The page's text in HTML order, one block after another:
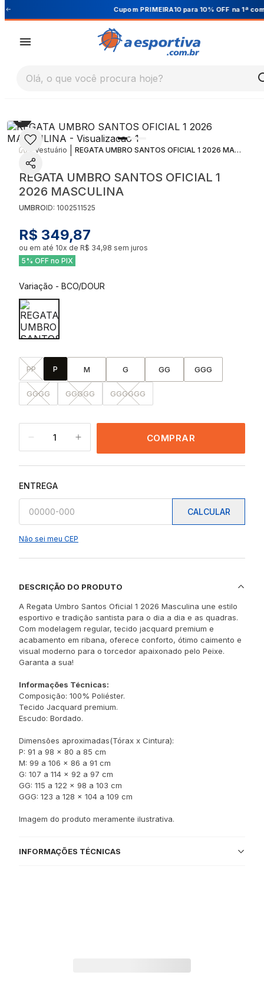
Cupom PRIMEIRA10 para 10% OFF na 1ª compra
Olá, o que você procura hoje?
Vestuário REGATA UMBRO SANTOS OFICIAL 1 2026 MASCULINA
REGATA UMBRO SANTOS OFICIAL 1
2026 MASCULINA
UMBROID: 1002511525
R$ 349,87
ou em até 10x de R$ 34,98 sem juros
5% OFF no PIX
Variação - BCO/DOUR
PP P M G GG GGG
GGGG GGGGG GGGGGG
1 COMPRAR
ENTREGA
CALCULAR
Não sei meu CEP
DESCRIÇÃO DO PRODUTO
A Regata Umbro Santos Oficial 1 2026 Masculina une estilo
esportivo e tradição santista para o dia a dia e as quadras.
Com modelagem regular, tecido jacquard premium e
acabamento em ribana, oferece conforto, ótimo caimento e
visual moderno para o torcedor apaixonado pelo Peixe.
Garanta a sua!
Informações Técnicas:
Composição: 100% Poliéster.
Tecido Jacquard premium.
Escudo: Bordado.
Dimensões aproximadas(Tórax x Cintura):
P: 91 a 98 x 80 a 85 cm
M: 99 a 106 x 86 a 91 cm
G: 107 a 114 x 92 a 97 cm
GG: 115 a 122 x 98 a 103 cm
GGG: 123 a 128 x 104 a 109 cm
Imagem do produto meramente ilustrativa.
INFORMAÇÕES TÉCNICAS